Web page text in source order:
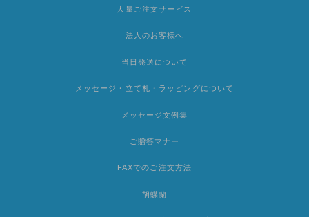
大量ご注文サービス
法人のお客様へ
当日発送について
メッセージ・立て札・ラッピングについて
メッセージ文例集
ご贈答マナー
FAXでのご注文方法
胡蝶蘭